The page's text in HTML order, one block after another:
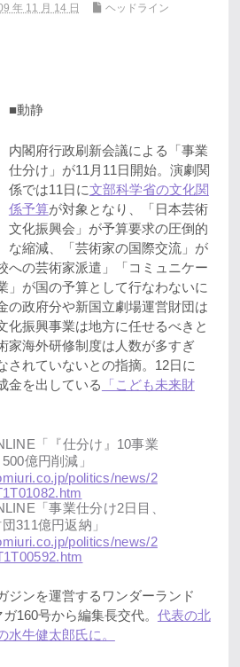
年 11 月 14 日 ヘッドライン
■動静
内閣府行政刷新会議による「事業
仕分け」が11月11日開始。演劇関
係では11日に文部科学省の文化関
係予算が対象となり、「日本芸術
文化振興会」が予算要求の圧倒的
な縮減、「芸術家の国際交流」が
への芸術家派遣」「コミュニケー
」が国の予算として行なわないに
の政府分や新国立劇場運営財団は
化振興事業は地方に任せるべきと
家海外研修制度は人数が多すぎ
されていないとの指摘。12日に
金を出している
「こども未来財
「『仕分け』10事業
億円削減」
politics/news/2
「事業仕分け2日目、
311億円返納」
politics/news/2
ジンを運営するワンダーランド
160号から編集長交代。 代表の北
牛健太郎氏に。